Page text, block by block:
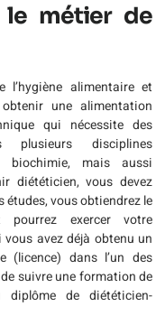
le métier de
alimentaire et
une alimentation
qui nécessite des
plusieurs disciplines
biochimie, mais aussi
diététicien, vous devez
vous obtiendrez le
pourrez exercer votre
avez déjà obtenu un
(licence) dans l’un des
suivre une formation de
de diététicien-